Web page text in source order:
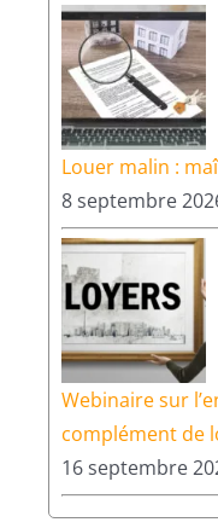
Louer malin :
8 septembre
Webinaire sur
complément de
16 septembre